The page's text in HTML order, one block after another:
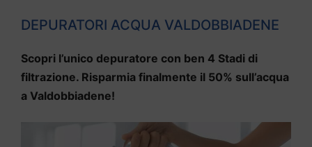
DEPURATORI ACQUA VALDOBBIADENE
Scopri l’unico depuratore con ben 4 Stadi di
filtrazione. Risparmia finalmente il 50% sull’acqua
a Valdobbiadene!